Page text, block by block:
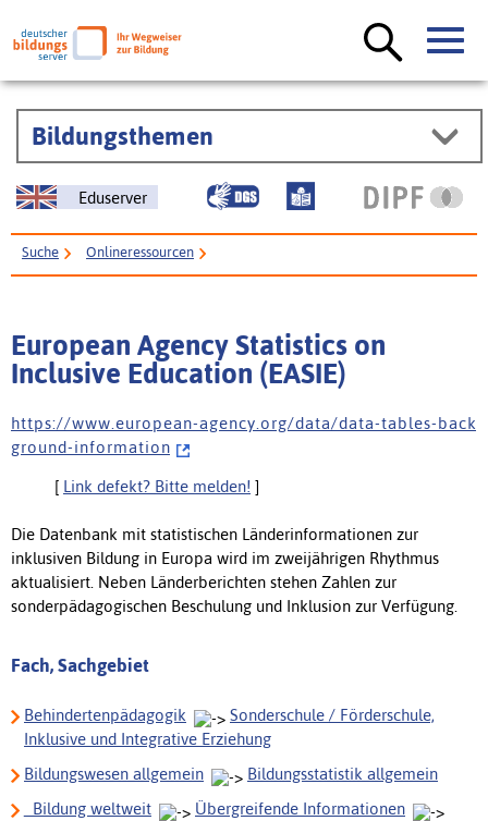
Bildungsthemen
Eduserver
Suche Onlineressourcen
European Agency Statistics on
Inclusive Education (EASIE)
h t t p s : / / w w w . e u r o p e a n - a g e n c y . o r g / d a t a / d a t a - t a b l e s - b a c k
g r o u n d - i n f o r m a t i o n
[ Link defekt? Bitte melden! ]
Die Datenbank mit statistischen Länderinformationen zur
inklusiven Bildung in Europa wird im zweijährigen Rhythmus
aktualisiert. Neben Länderberichten stehen Zahlen zur
sonderpädagogischen Beschulung und Inklusion zur Verfügung.
Fach, Sachgebiet
Behindertenpädagogik
Sonderschule / Förderschule,
Inklusive und Integrative Erziehung
Bildungswesen allgemein
Bildungsstatistik allgemein
_Bildung weltweit
Übergreifende Informationen